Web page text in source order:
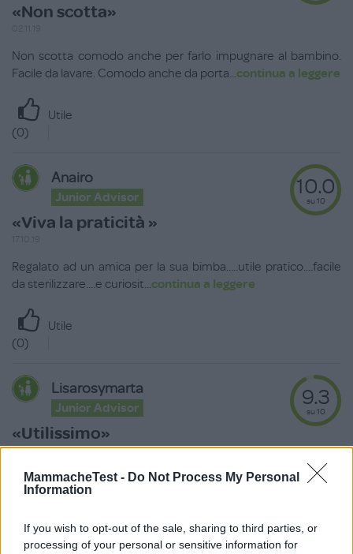
MammacheTest - Do Not Process My Personal
Information
If you wish to opt-out of the sale, sharing to third parties, or
processing of your personal or sensitive information for
«Non scotta»
Non scotta comodo anche per farlo impugnare al bambino.
Facile da lavare. Comodo anche da porta...continua a leggere
Utile
(0)
Anairo
Junior Advisor
«Viva la praticità »
10.0
su 10
Regalato ad un amica per la sua bimba.....utile pratico....facile
da sterilizzare....e curiosit...continua a leggere
Utile
(0)
Lisarosymarta
Junior Advisor
«Utilissimo»
14.10.19
9.3
su 10
Un cucchiaio veramente utile e sicuro. Veramente lo consiglio
per la pappa dei piccini senza de
Utile